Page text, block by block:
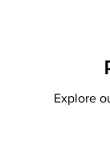
Explore